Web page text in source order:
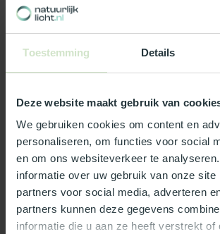
Toestemming Details
Deze website maakt gebruik van
We gebruiken cookies om content en
personaliseren, om functies voor social
en om ons websiteverkeer te
informatie over uw gebruik van onze site
partners voor social media, adverteren
partners kunnen deze gegevens
informatie die u aan ze heeft verstrekt of
Productomschrijving
Specificaties
Reviews
Wat ons écht bijzonder maakt:
Officieel Skylux dealer!